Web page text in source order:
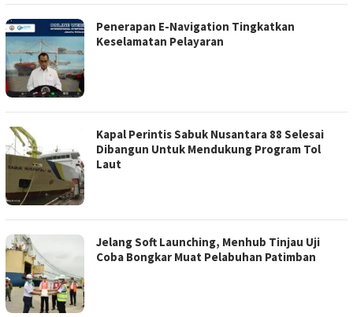
Penerapan E-Navigation Tingkatkan
Keselamatan Pelayaran
Kapal Perintis Sabuk Nusantara 88 Selesai
Dibangun Untuk Mendukung Program Tol
Laut
Jelang Soft Launching, Menhub Tinjau Uji
Coba Bongkar Muat Pelabuhan Patimban